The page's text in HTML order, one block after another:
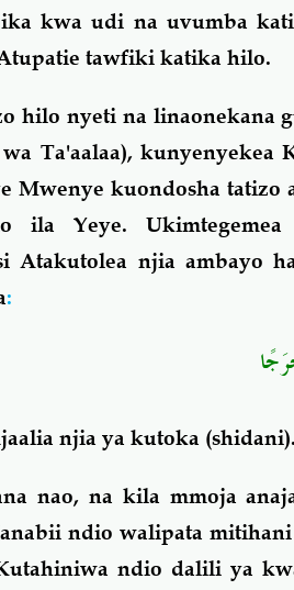
kwa udi na uvumba
tawfiki katika hilo.
hilo nyeti na linaonekana
Ta'aalaa), kunyenyekea
Mwenye kuondosha tatizo
ila Yeye. Ukimtegemea
Atakutolea njia ambayo
:
njia ya kutoka (shidani).
nao, na kila mmoja
ndio walipata
ndio dalili ya